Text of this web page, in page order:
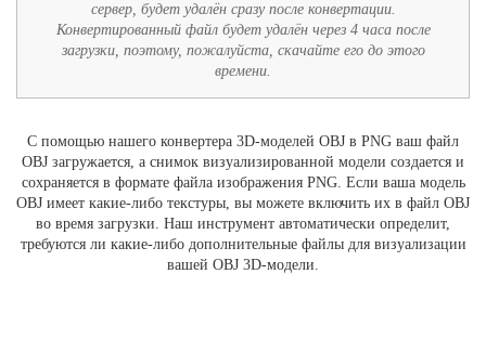
сервер, будет удалён сразу после конвертации.
Конвертированный файл будет удалён через 4 часа после
загрузки, поэтому, пожалуйста, скачайте его до этого
времени.
С помощью нашего конвертера 3D-моделей OBJ в PNG ваш файл
OBJ загружается, а снимок визуализированной модели создается и
сохраняется в формате файла изображения PNG. Если ваша модель
OBJ имеет какие-либо текстуры, вы можете включить их в файл OBJ
во время загрузки. Наш инструмент автоматически определит,
требуются ли какие-либо дополнительные файлы для визуализации
вашей OBJ 3D-модели.